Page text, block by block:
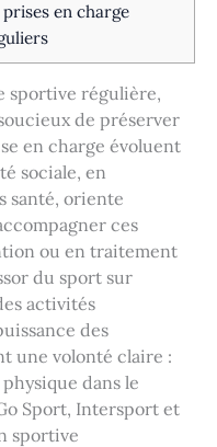
en charge
sportive régulière,
de préserver
en charge évoluent
sociale, en
santé, oriente
ces
ou en traitement
du sport sur
activités
des
une volonté claire :
dans le
Sport, Intersport et
sportive